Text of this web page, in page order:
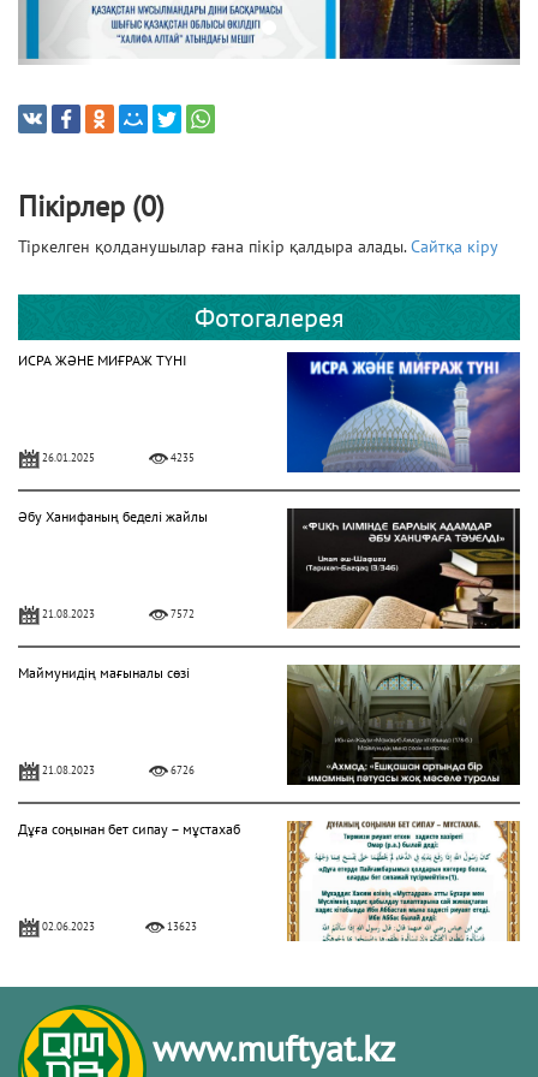
Пікірлер (0)
Тіркелген қолданушылар ғана пікір қалдыра алады.Сайтқа кіру
Фотогалерея
ИСРА ЖӘНЕ МИҒРАЖ ТҮНІ
26.01.2025 4235
Әбу Ханифаның беделі жайлы
21.08.2023 7572
Маймунидің мағыналы сөзі
21.08.2023 6726
Дұға соңынан бет сипау – мұстахаб
02.06.2023 13623
Шейх Сағид Абдуллатиф Фуданың
www.muftyat.kz